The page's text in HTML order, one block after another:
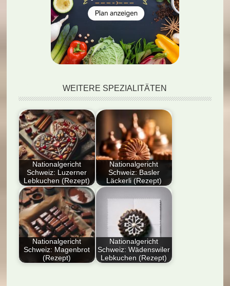
WEITERE SPEZIALITÄTEN
Nationalgericht
Schweiz: Luzerner
Lebkuchen (Rezept)
Dieser Blog-Artikel
präsentiert das
traditionelle Rezept
der Luzerner
Lebkuchen aus…
Nationalgericht
Schweiz: Basler
Läckerli (Rezept)
Der Artikel enthält ein
detailliertes Rezept für
Basler Läckerli, ein…
Nationalgericht
Schweiz: Magenbrot
(Rezept)
Nationalgericht
Schweiz: Wädenswiler
Lebkuchen (Rezept)